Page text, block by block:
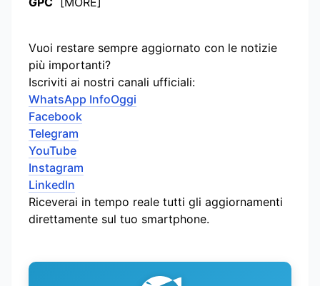
Vuoi restare sempre aggiornato con le notizie
più importanti?
Iscriviti ai nostri canali ufficiali:
WhatsApp InfoOggi
Facebook
Telegram
YouTube
Instagram
LinkedIn
Riceverai in tempo reale tutti gli aggiornamenti
direttamente sul tuo smartphone.